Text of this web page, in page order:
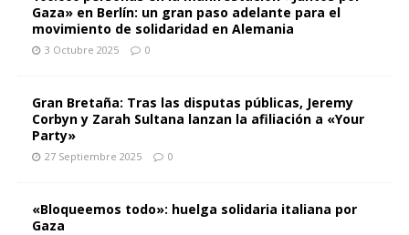
Gaza» en Berlín: un gran paso adelante para el
movimiento de solidaridad en Alemania
3 Octubre 2025 0
Gran Bretaña: Tras las disputas públicas, Jeremy
Corbyn y Zarah Sultana lanzan la afiliación a «Your
Party»
27 Septiembre 2025 0
«Bloqueemos todo»: huelga solidaria italiana por
Gaza